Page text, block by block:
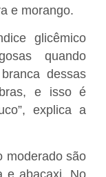
e morango.
glicêmico
quando
dessas
e isso é
explica a
moderado são
e abacaxi. No